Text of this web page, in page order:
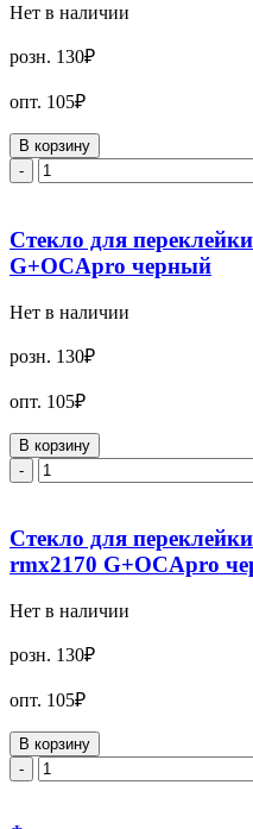
Нет в наличии
розн. 130₽
опт. 105₽
В корзину
-
Стекло для
G+OCApro черный
Нет в наличии
розн. 130₽
опт. 105₽
В корзину
-
Стекло для
rmx2170 G+OCApro
Нет в наличии
розн. 130₽
опт. 105₽
В корзину
-